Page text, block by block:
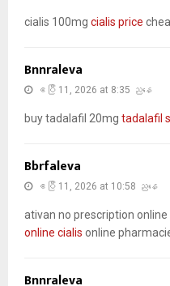
cialis 100mg cialis price
Bnnraleva
ဧပြီ 11, 2026 at 8:35 ညနေ
buy tadalafil 20mg tadalafil
Bbrfaleva
ဧပြီ 11, 2026 at 10:58 ညနေ
ativan no prescription
online cialis online
Bnnraleva